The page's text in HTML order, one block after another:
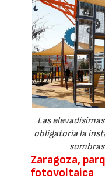
Las
obligatoria la
Zaragoza,
fotovoltaica